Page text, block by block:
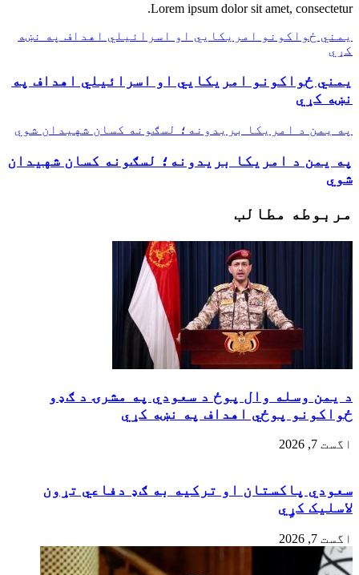
Lorem ipsum dolor sit amet, consectetur.
یمني ځواکونو امریکايي او اسرائیلي اهداف په نښه
کړي
یمني ځواکونو امریکايي او اسرائیلي اهداف په
نښه کړي
په یمن د امریکا بریدونه؛ لسګونه کسان شهیدان شوي
په یمن د امریکا بریدونه؛ لسګونه کسان شهیدان
شوي
مربوطه مطالب
د یمن وسله وال پوځ د سعودي په مشرۍ د ګډو
ځواکونو پوځي اهداف په نښه کړي
اگست 7, 2026
سعودي پاکستان او ترکیه به ګډ دفاعي تړون
لاسلیک کړٍي
اگست 7, 2026